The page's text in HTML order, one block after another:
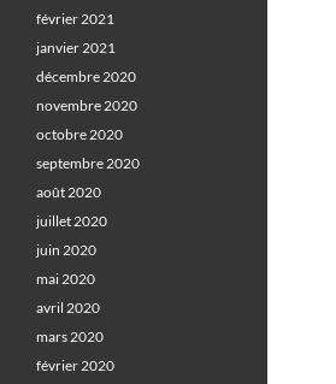
février 2021
janvier 2021
décembre 2020
novembre 2020
octobre 2020
septembre 2020
août 2020
juillet 2020
juin 2020
mai 2020
avril 2020
mars 2020
février 2020